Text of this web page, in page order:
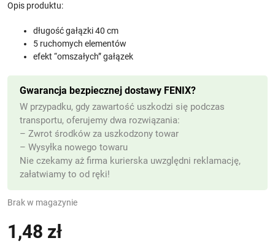
1,48 zł
Opis produktu:
długość gałązki 40 cm
5 ruchomych elementów
efekt “omszałych” gałązek
Brak w magazynie
Gwarancja bezpiecznej dostawy FENIX?
W przypadku, gdy zawartość uszkodzi się podczas
transportu, oferujemy dwa rozwiązania:
– Zwrot środków za uszkodzony towar
– Wysyłka nowego towaru
Nie czekamy aż firma kurierska uwzględni reklamację,
załatwiamy to od ręki!